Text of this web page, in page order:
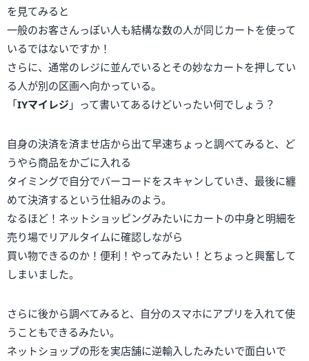
を見てみると
一般のお客さんっぽい人も結構な数の人が同じカートを使って
いるではないですか！
さらに、通常のレジに並んでいるとその妙なカートを押してい
る人が別の区画へ向かっている。
「IYマイレジ 」って書いてあるけどいったい何でしょう？
自身の決済を済ませ店から出て早速ちょっと調べてみると、ど
うやら商品をかごに入れる
タイミングで自分でバーコードをスキャンしていき、最後に纏
めて決済するという仕組みのよう。
なるほど！ネットショッピングみたいにカートの中身と明細を
売り場でリアルタイムに確認しながら
買い物できるのか！便利！やってみたい！とちょっと興奮して
しまいました。
さらに後から調べてみると、自分のスマホにアプリを入れて使
うこともできるみたい。
ネットショップの形を実店舗に逆輸入したみたいで面白いで